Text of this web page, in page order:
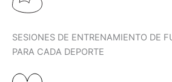
SESIONES DE ENTRENAMIENTO DE
PARA CADA DEPORTE